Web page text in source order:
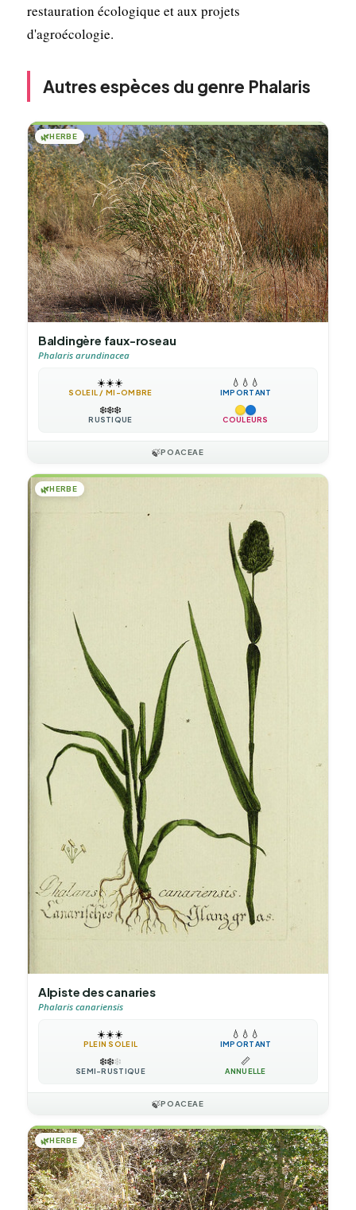
restauration écologique et aux projets
d'agroécologie.
Autres espèces du genre Phalaris
🌿HERBE
Baldingère faux-roseau
Phalaris arundinacea
☀️☀️☀️
SOLEIL / MI-OMBRE
💧 💧 💧
IMPORTANT
❄️❄️❄️
RUSTIQUE COULEURS
🍃POACEAE
🌿HERBE
Alpiste des canaries
Phalaris canariensis
☀️☀️☀️
PLEIN SOLEIL
💧 💧 💧
IMPORTANT
❄️❄️❄️
SEMI-RUSTIQUE
📏
ANNUELLE
🍃POACEAE
🌿HERBE